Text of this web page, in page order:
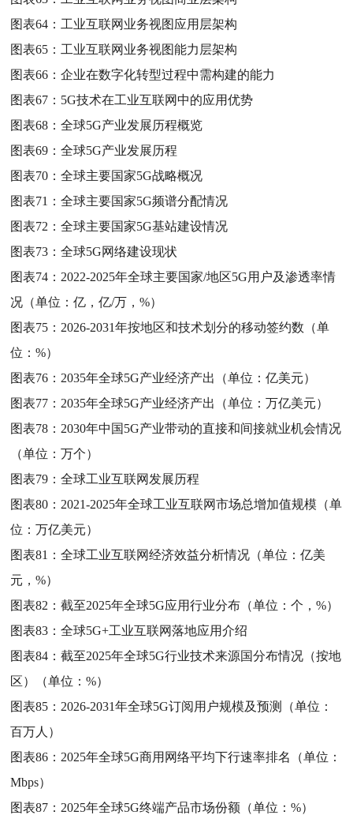
图表64： 工业互联网业务视图应用层架构
图表65： 工业互联网业务视图能力层架构
图表66：企业在数字化转型过程中需构建的能力
图表67： 5G技术在工业互联网中的应用优势
图表68：全球5G产业发展历程概览
图表69：全球5G产业发展历程
图表70：全球主要国家5G战略概况
图表71：全球主要国家5G频谱分配情况
图表72：全球主要国家5G基站建设情况
图表73：全球5G网络建设现状
图表74： 2022-2025年全球主要国家/地区5G用户及渗透率情
况（单位：亿，亿/万，%）
图表75： 2026-2031年按地区和技术划分的移动签约数（单
位：%）
图表76： 2035年全球5G产业经济产出（单位：亿美元）
图表77： 2035年全球5G产业经济产出（单位：万亿美元）
图表78： 2030年中国5G产业带动的直接和间接就业机会情况
（单位：万个）
图表79：全球工业互联网发展历程
图表80： 2021-2025年全球工业互联网市场总增加值规模（单
位：万亿美元）
图表81：全球工业互联网经济效益分析情况（单位：亿美
元，%）
图表82：截至2025年全球5G应用行业分布（单位：个，%）
图表83：全球5G+工业互联网落地应用介绍
图表84：截至2025年全球5G行业技术来源国分布情况（按地
区）（单位：%）
图表85： 2026-2031年全球5G订阅用户规模及预测（单位：
百万人）
图表86： 2025年全球5G商用网络平均下行速率排名（单位：
Mbps）
图表87： 2025年全球5G终端产品市场份额（单位：%）